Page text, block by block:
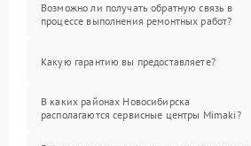
Возможно ли получать обратную связь в
процессе выполнения ремонтных работ?
Какую гарантию вы предоставляете?
В каких районах Новосибирска
располагаются сервисные центры Mimaki?